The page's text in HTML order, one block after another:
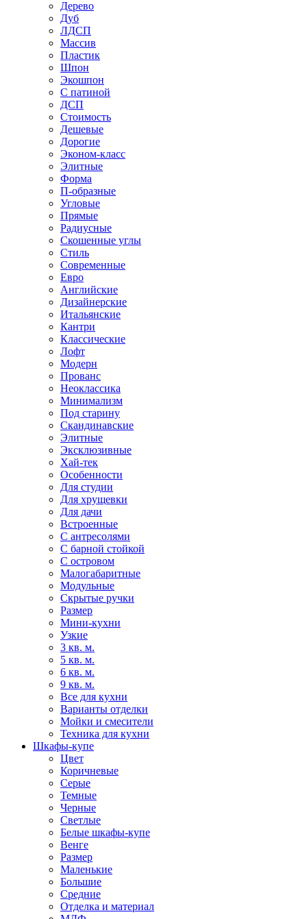
Дерево
Дуб
ЛДСП
Массив
Пластик
Шпон
Экошпон
С патиной
ДСП
Стоимость
Дешевые
Дорогие
Эконом-класс
Элитные
Форма
П-образные
Угловые
Прямые
Радиусные
Скошенные углы
Стиль
Современные
Евро
Английские
Дизайнерские
Итальянские
Кантри
Классические
Лофт
Модерн
Прованс
Неоклассика
Минимализм
Под старину
Скандинавские
Элитные
Эксклюзивные
Хай-тек
Особенности
Для студии
Для хрущевки
Для дачи
Встроенные
С антресолями
С барной стойкой
С островом
Малогабаритные
Модульные
Скрытые ручки
Размер
Мини-кухни
Узкие
3 кв. м.
5 кв. м.
6 кв. м.
9 кв. м.
Все для кухни
Варианты отделки
Мойки и смесители
Техника для кухни
Шкафы-купе
Цвет
Коричневые
Серые
Темные
Черные
Светлые
Белые шкафы-купе
Венге
Размер
Маленькие
Большие
Средние
Отделка и материал